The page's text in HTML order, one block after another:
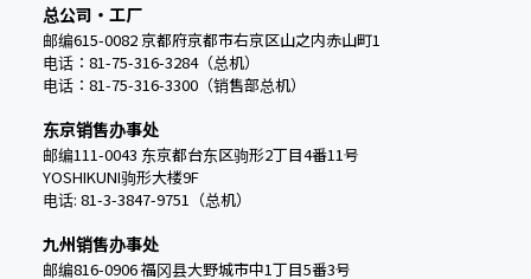
总公司・工厂
邮编615-0082 京都府京都市右京区山之内赤山町1
电话：81-75-316-3284（总机）
电话： 81-75-316-3300（销售部总机）
东京销售办事处
邮编111-0043 东京都台东区驹形2丁目4番11号
YOSHIKUNI驹形大楼9F
电话: 81-3-3847-9751（总机）
九州销售办事处
邮编816-0906 福冈县大野城市中1丁目5番3号